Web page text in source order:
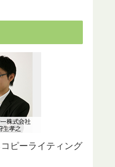
ピーライティング